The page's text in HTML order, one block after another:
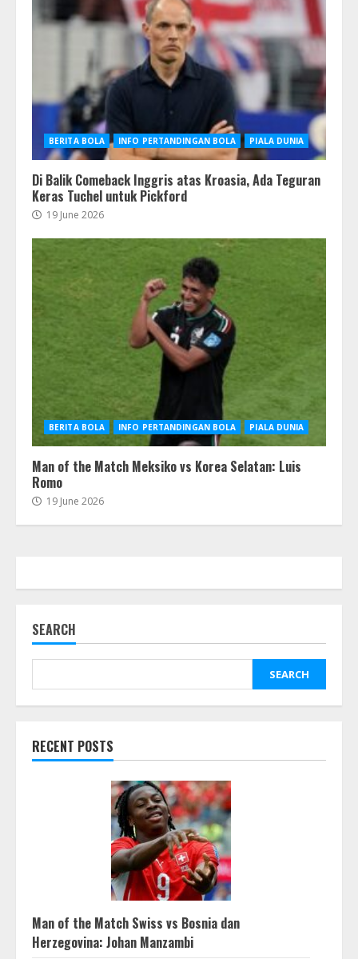
BERITA BOLA INFO PERTANDINGAN BOLA PIALA DUNIA
Di Balik Comeback Inggris atas Kroasia, Ada Teguran
Keras Tuchel untuk Pickford
19 June 2026
BERITA BOLA INFO PERTANDINGAN BOLA PIALA DUNIA
Man of the Match Meksiko vs Korea Selatan: Luis
Romo
19 June 2026
SEARCH
SEARCH
RECENT POSTS
Man of the Match Swiss vs Bosnia dan
Herzegovina: Johan Manzambi